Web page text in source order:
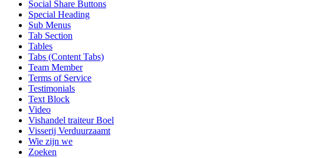
Social Share Buttons
Special Heading
Sub Menus
Tab Section
Tables
Tabs (Content Tabs)
Team Member
Terms of Service
Testimonials
Text Block
Video
Vishandel traiteur Boel
Visserij Verduurzaamt
Wie zijn we
Zoeken